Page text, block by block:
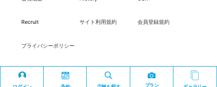
プラン
Recruit サイト利用規約 会員登録規約
プライバシーポリシー